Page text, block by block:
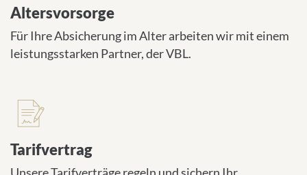
Altersvorsorge
Für Ihre Absicherung im Alter arbeiten wir mit einem
leistungsstarken Partner, der VBL.
Tarifvertrag